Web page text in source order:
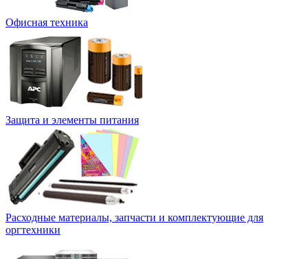
Офисная техника
Защита и элементы питания
Расходные материалы, запчасти и комплектующие для
оргтехники